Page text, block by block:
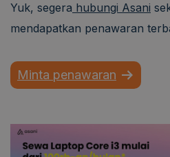
Yuk, segera hubungi Asani
mendapatkan penawaran
Minta penawaran